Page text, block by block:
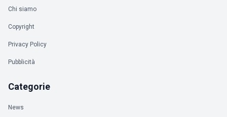
Chi siamo
Copyright
Privacy Policy
Pubblicità
Categorie
News